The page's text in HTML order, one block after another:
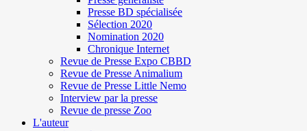
Presse BD spécialisée
Sélection 2020
Nomination 2020
Chronique Internet
Revue de Presse Expo CBBD
Revue de Presse Animalium
Revue de Presse Little Nemo
Interview par la presse
Revue de presse Zoo
L'auteur